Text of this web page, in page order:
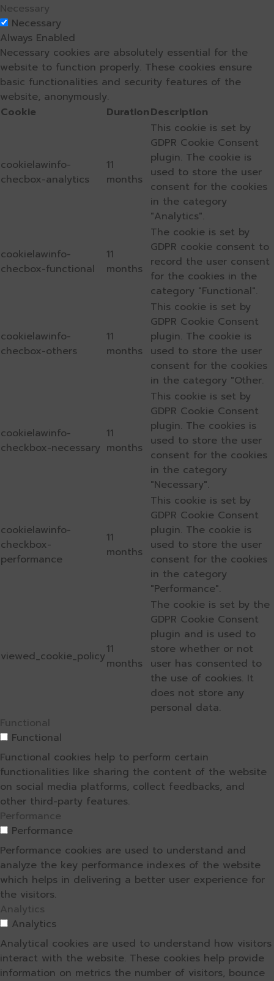
Necessary
Necessary
Always Enabled
Necessary cookies are absolutely essential for the
website to function properly. These cookies ensure
basic functionalities and security features of the
website, anonymously.
Cookie
DurationDescription
cookielawinfo-
checbox-analytics
11
months
This cookie is set by
GDPR Cookie Consent
plugin. The cookie is
used to store the user
consent for the cookies
in the category
"Analytics".
cookielawinfo-
checbox-functional
11
months
The cookie is set by
GDPR cookie consent to
record the user consent
for the cookies in the
category "Functional".
cookielawinfo-
checbox-others
11
months
This cookie is set by
GDPR Cookie Consent
plugin. The cookie is
used to store the user
consent for the cookies
in the category "Other.
cookielawinfo-
checkbox-necessary
11
months
This cookie is set by
GDPR Cookie Consent
plugin. The cookies is
used to store the user
consent for the cookies
in the category
"Necessary".
cookielawinfo-
checkbox-
performance
11
months
This cookie is set by
GDPR Cookie Consent
plugin. The cookie is
used to store the user
consent for the cookies
in the category
"Performance".
viewed_cookie_policy11
months
The cookie is set by the
GDPR Cookie Consent
plugin and is used to
store whether or not
user has consented to
the use of cookies. It
does not store any
personal data.
Functional
Functional
Functional cookies help to perform certain
functionalities like sharing the content of the website
on social media platforms, collect feedbacks, and
other third-party features.
Performance
Performance
Performance cookies are used to understand and
analyze the key performance indexes of the website
which helps in delivering a better user experience for
the visitors.
Analytics
Analytics
Analytical cookies are used to understand how visitors
interact with the website. These cookies help provide
information on metrics the number of visitors, bounce